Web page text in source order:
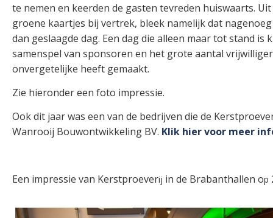
te nemen en keerden de gasten tevreden huiswaarts.
groene kaartjes bij vertrek, bleek namelijk dat
dan geslaagde dag. Een dag die alleen maar tot stand
samenspel van sponsoren en het grote aantal
onvergetelijke heeft gemaakt.
Zie hieronder een foto impressie.
Ook dit jaar was een van de bedrijven die de
Wanrooij Bouwontwikkeling BV. Klik hier voor meer
Een impressie van Kerstproeverij in de Brabanthallen op